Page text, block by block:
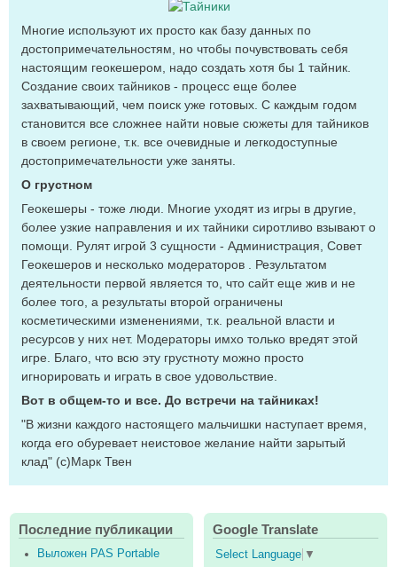
Многие используют их просто как базу данных по
достопримечательностям, но чтобы почувствовать себя
настоящим геокешером, надо создать хотя бы 1 тайник.
Создание своих тайников - процесс еще более
захватывающий, чем поиск уже готовых. С каждым годом
становится все сложнее найти новые сюжеты для тайников
в своем регионе, т.к. все очевидные и легкодоступные
достопримечательности уже заняты.
О грустном
Геокешеры - тоже люди. Многие уходят из игры в другие,
более узкие направления и их тайники сиротливо взывают о
помощи. Рулят игрой 3 сущности - Администрация, Совет
Геокешеров и несколько модераторов . Результатом
деятельности первой является то, что сайт еще жив и не
более того, а результаты второй ограничены
косметическими изменениями, т.к. реальной власти и
ресурсов у них нет. Модераторы имхо только вредят этой
игре. Благо, что всю эту грустноту можно просто
игнорировать и играть в свое удовольствие.
Вот в общем-то и все. До встречи на тайниках!
"В жизни каждого настоящего мальчишки наступает время,
когда его обуревает неистовое желание найти зарытый
клад" (с)Марк Твен
Последние публикации
Выложен PAS Portable
Google Translate
Select Language ▼